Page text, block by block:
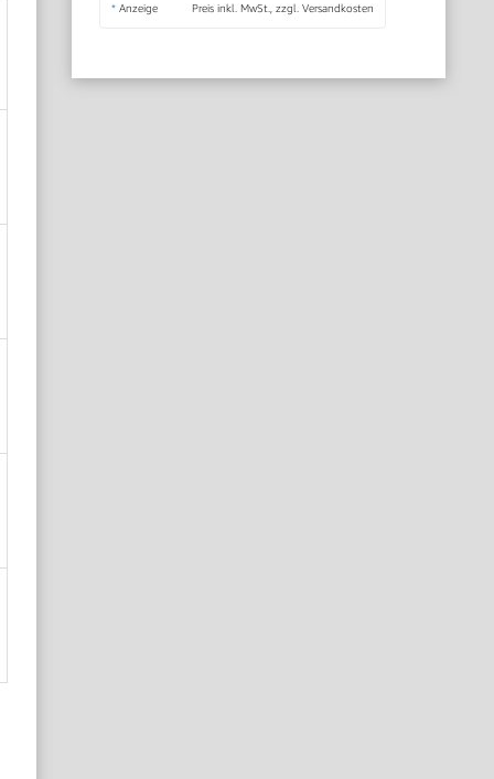
* Anzeige Preis inkl. MwSt., zzgl. Versandkosten